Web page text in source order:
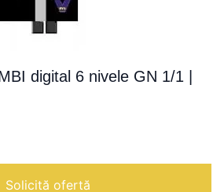
digital 6 nivele GN 1/1 |
Solicită ofertă